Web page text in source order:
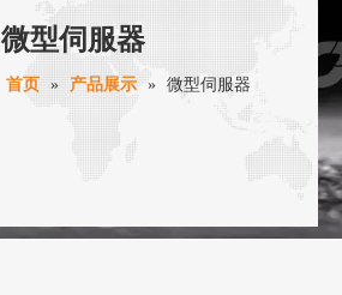
微型伺服器
首页 » 产品展示 » 微型伺服器